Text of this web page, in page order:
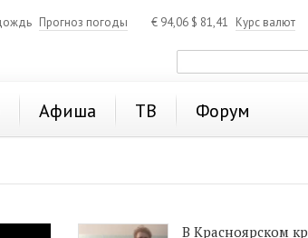
Прогноз погоды € 94,06 $ 81,41 Курс валют
Афиша ТВ Форум
В Красноярском